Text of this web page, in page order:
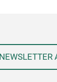
NEWSLETTER